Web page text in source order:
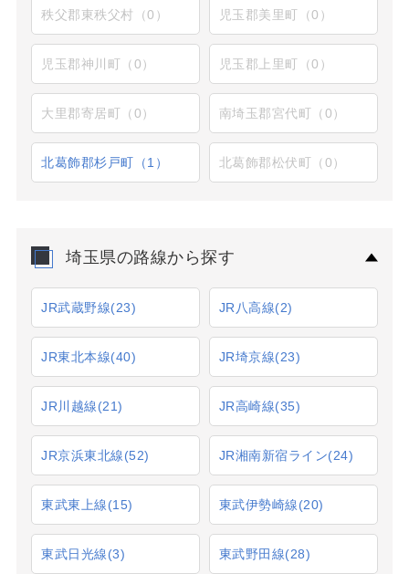
秩父郡東秩父村（0） 児玉郡美里町（0）
児玉郡神川町（0） 児玉郡上里町（0）
大里郡寄居町（0） 南埼玉郡宮代町（0）
北葛飾郡杉戸町（1） 北葛飾郡松伏町（0）
埼玉県の路線から探す
JR武蔵野線(23) JR八高線(2)
JR東北本線(40) JR埼京線(23)
JR川越線(21) JR高崎線(35)
JR京浜東北線(52) JR湘南新宿ライン(24)
東武東上線(15) 東武伊勢崎線(20)
東武日光線(3) 東武野田線(28)